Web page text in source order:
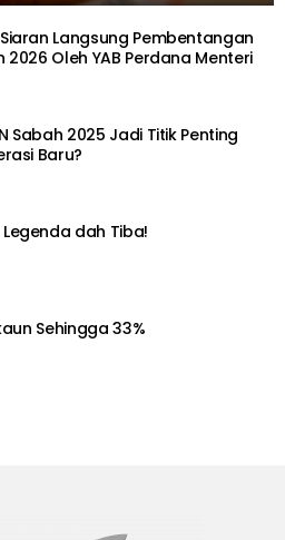
Langsung Pembentangan
2026 Oleh YAB Perdana Menteri
Sabah 2025 Jadi Titik Penting
Baru?
dah Tiba!
Sehingga 33%